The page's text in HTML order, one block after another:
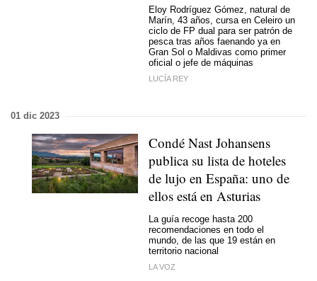
Eloy Rodríguez Gómez, natural de
Marín, 43 años, cursa en Celeiro un
ciclo de FP dual para ser patrón de
pesca tras años faenando ya en
Gran Sol o Maldivas como primer
oficial o jefe de máquinas
LUCÍA REY
01 dic 2023
Condé Nast Johansens
publica su lista de hoteles
de lujo en España: uno de
ellos está en Asturias
La guía recoge hasta 200
recomendaciones en todo el
mundo, de las que 19 están en
territorio nacional
LA VOZ